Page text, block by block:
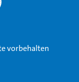
vorbehalten